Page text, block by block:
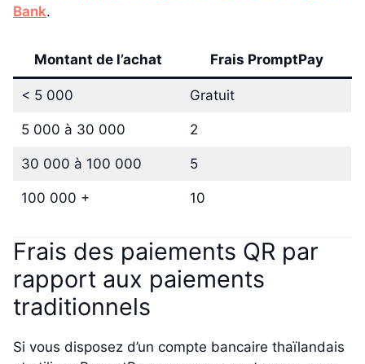
Bank.
Montant de l’achat Frais PromptPay
< 5 000 Gratuit
5 000 à 30 000 2
30 000 à 100 000 5
100 000 + 10
Frais des paiements QR par
rapport aux paiements
traditionnels
Si vous disposez d’un compte bancaire thaïlandais